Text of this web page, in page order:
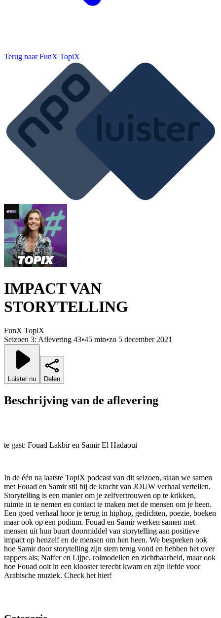
Terug naarFunX TopiX
IMPACT VAN
STORYTELLING
FunX TopiX
Seizoen 3: Aflevering 43•45 min•zo 5 december 2021
Luister nu Delen
Beschrijving van de aflevering
te gast: Fouad Lakbir en Samir El Hadaoui
In de één na laatste TopiX podcast van dit seizoen, staan we samen
met Fouad en Samir stil bij de kracht van JOUW verhaal vertellen.
Storytelling is een manier om je zelfvertrouwen op te krikken,
ruimte in te nemen en contact te maken met de mensen om je heen.
Een goed verhaal hoor je terug in hiphop, gedichten, poezie, boeken
maar ook op een podium. Fouad en Samir werken samen met
mensen uit hun buurt doormiddel van storytelling aan positieve
impact op henzelf en de mensen om hen heen. We bespreken ook
hoe Samir door storytelling zijn stem terug vond en hebben het over
rappers als; Naffer en Lijpe, rolmodellen en zichtbaarheid, maar ook
hoe Fouad ooit in een klooster terecht kwam en zijn liefde voor
Arabische muziek. Check het hier!